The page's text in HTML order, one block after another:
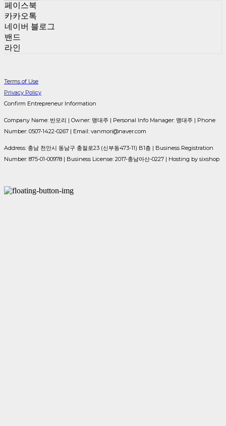
페이스북
카카오톡
네이버 블로그
밴드
라인
Terms of Use
Privacy Policy
Confirm Entrepreneur Information
Company Name: 반모리 | Owner: 맹대주 | Personal Info Manager: 맹대주 | Phone
Number: 0507-1422-0267 | Email: vanmori@naver.com
Address: 충남 천안시 동남구 충절로23 (신부동473-11) B1층 | Business Registration
Number: 875-01-00978 | Business License: 2017-충남아산-0227 | Hosting by sixshop